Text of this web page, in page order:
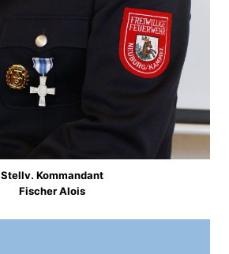
Stellv. Kommandant
Fischer Alois